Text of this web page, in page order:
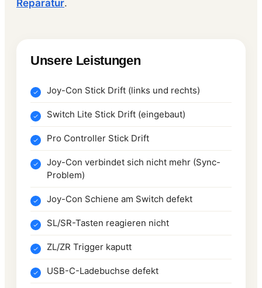
Reparatur.
Unsere Leistungen
Joy-Con Stick Drift (links und rechts)
Switch Lite Stick Drift (eingebaut)
Pro Controller Stick Drift
Joy-Con verbindet sich nicht mehr (Sync-
Problem)
Joy-Con Schiene am Switch defekt
SL/SR-Tasten reagieren nicht
ZL/ZR Trigger kaputt
USB-C-Ladebuchse defekt